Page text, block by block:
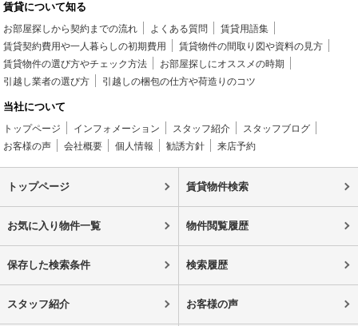
賃貸について知る
お部屋探しから契約までの流れ よくある質問
賃貸用語集
賃貸契約費用や一人暮らしの初期費用
賃貸物件の間取り図や資料の見方
賃貸物件の選び方やチェック方法
お部屋探しにオススメの時期
引越し業者の選び方
引越しの梱包の仕方や荷造りのコツ
当社について
トップページ インフォメーション スタッフ紹介
スタッフブログ
お客様の声
会社概要 個人情報 勧誘方針 来店予約
トップページ 賃貸物件検索
お気に入り物件一覧 物件閲覧履歴
保存した検索条件 検索履歴
スタッフ紹介 お客様の声